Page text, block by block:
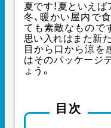
夏です！夏といえ
冬、暖かい屋内で
ても素敵なもので
思い入れはまた新
目から口から涼を
はそのパッケージ
ょう。
目次